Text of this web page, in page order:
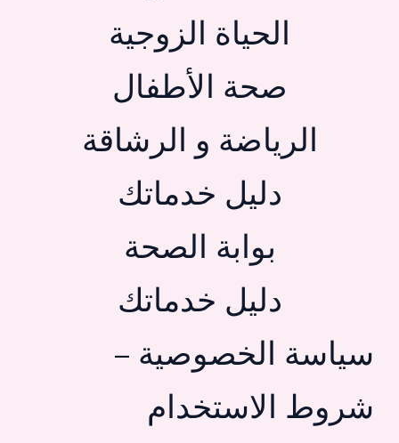
الحياة الزوجية
صحة الأطفال
الرياضة و الرشاقة
دليل خدماتك
بوابة الصحة
دليل خدماتك
سياسة الخصوصية –
شروط الاستخدام